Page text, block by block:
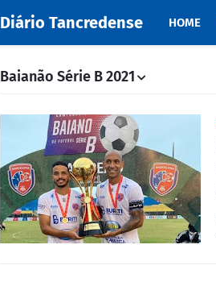
Diário Tancredense HOME
Baianão Série B 2021